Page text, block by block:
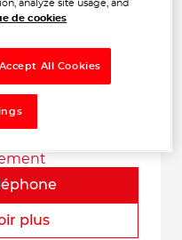
COMMUNES
plus
analyze site usage, and
de cookies
Accept All Cookies